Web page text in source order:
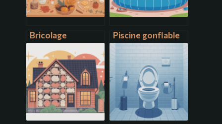
Bricolage
idées créatives et
rapides à réaliser
Piscine gonflable
adulte 1m50
hauteur : le guide
pour bien choisir